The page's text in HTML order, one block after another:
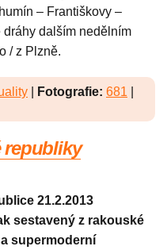
– Františkovy –
dalším nedělním
/ z Plzně.
Fotografie: 681
republiky
21.2.2013
sestavený z rakouské
supermoderní